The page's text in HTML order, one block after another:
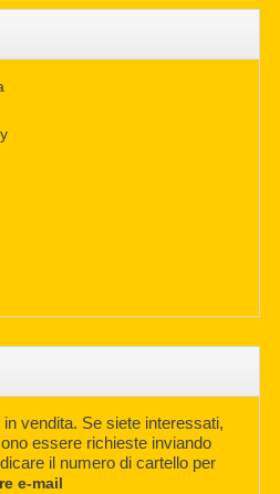
vendita. Se siete interessati,
essere richieste inviando
il numero di cartello per
e-mail